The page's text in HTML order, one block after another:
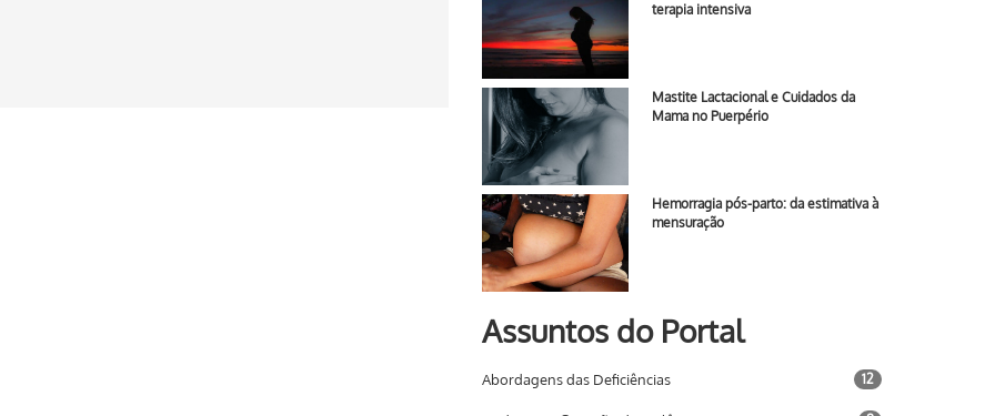
terapia intensiva
Mastite Lactacional e Cuidados da
Mama no Puerpério
Hemorragia pós-parto: da estimativa à
mensuração
Assuntos do Portal
Abordagens das Deficiências 12